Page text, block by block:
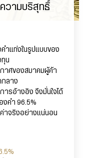
วามบริสุทธิ์
ำแท่งในรูปแบบของ
น
กาศของสมาคมผู้ค้า
กลาง
ารอ้างอิง จึงมั่นใจได้
คำ 96.5%
ค่าจริงอย่างแน่นอน